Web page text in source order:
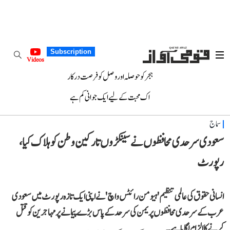
Subscription
Videos
ہجر کو حوصلہ اور وصل کو فرصت درکار
اک محبت کے لیے ایک جوانی کم ہے
سماج
سعودی سرحدی محافظوں نے سینکڑوں تارکین وطن کو ہلاک کیا،
رپورٹ
انسانی حقوق کی عالمی تنظیم 'ہیومن رائٹس واچ' نے اپنی ایک تازہ رپورٹ میں سعودی
عرب کے سرحدی محافظوں پر یمن کی سرحد کے پاس بڑے پیمانے پر مہاجرین کو قتل